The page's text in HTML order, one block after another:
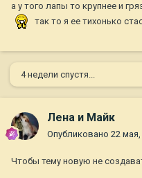
а у того лапы то крупнее и
так то я ее тихонько
4 недели спустя...
Лена и Майк
Опубликовано 22
Чтобы тему новую не